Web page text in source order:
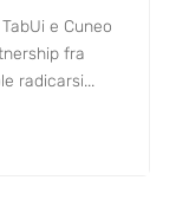
TabUi e Cuneo
fra
radicarsi...